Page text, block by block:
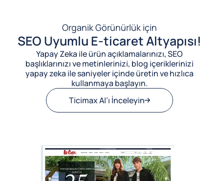
Organik Görünürlük için
SEO Uyumlu E-ticaret Altyapısı!
Yapay Zeka ile ürün açıklamalarınızı, SEO
başlıklarınızı ve metinlerinizi, blog içeriklerinizi
yapay zeka ile saniyeler içinde üretin ve hızlıca
kullanmaya başlayın.
Ticimax AI’ı İnceleyin